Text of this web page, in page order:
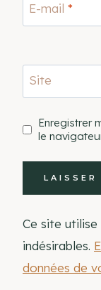
E-mail *
Site
Enregistrer
le
Ce site
indésirables.
données de